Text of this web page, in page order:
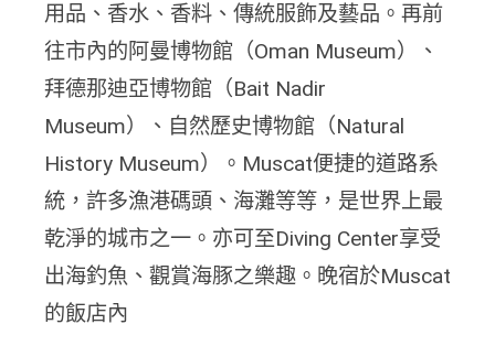
用品、香水、香料、傳統服飾及藝品。再前
往市內的阿曼博物館（Oman Museum）、
拜德那迪亞博物館（Bait Nadir
Museum）、自然歷史博物館（Natural
History Museum）。Muscat便捷的道路系
統，許多漁港碼頭、海灘等等，是世界上最
乾淨的城市之一。亦可至Diving Center享受
出海釣魚、觀賞海豚之樂趣。晚宿於Muscat
的飯店內